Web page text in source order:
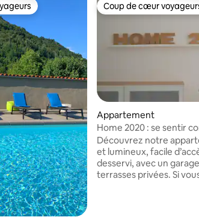
commentaires : 4,98 sur 5
les plus appréciés Coup de cœur
Coup de cœur
Appartement
Home 2020 : se sentir
en voyage d'affaires et
Découvrez notre
et lumineux, facile
desservi, avec un
terrasses privées. Si